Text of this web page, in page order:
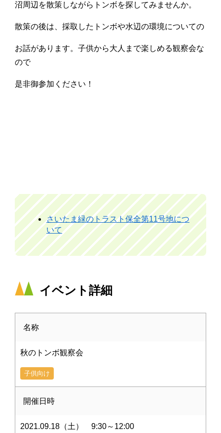
沼周辺を散策しながらトンボを探してみませんか。
散策の後は、採取したトンボや水辺の環境についての
お話があります。子供から大人まで楽しめる観察会な
ので
是非御参加ください！
さいたま緑のトラスト保全第11号地につ
いて
イベント詳細
名称
秋のトンボ観察会
子供向け
開催日時
2021.09.18（土） 9:30～12:00